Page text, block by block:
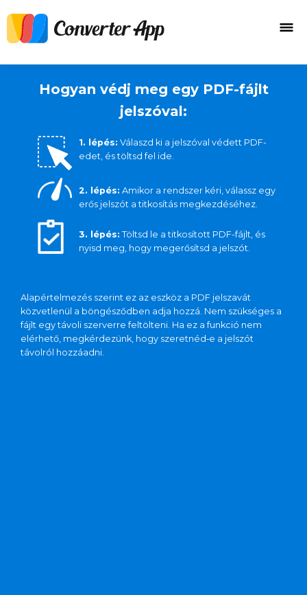
Hogyan védj meg egy PDF-fájlt
jelszóval:
1. lépés: Válaszd ki a jelszóval védett PDF-
edet, és töltsd fel ide.
2. lépés: Amikor a rendszer kéri, válassz egy
erős jelszót a titkosítás megkezdéséhez.
3. lépés: Töltsd le a titkosított PDF-fájlt, és
nyisd meg, hogy megerősítsd a jelszót.
Alapértelmezés szerint ez az eszköz a PDF jelszavát
közvetlenül a böngésződben adja hozzá. Nem szükséges a
fájlt egy távoli szerverre feltölteni. Ha ez a funkció nem
elérhető, megkérdezünk, hogy szeretnéd‑e a jelszót
távolról hozzáadni.